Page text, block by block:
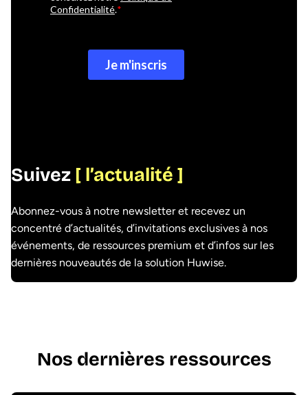
Suivez [ l’actualité ]
Abonnez-vous à notre newsletter et recevez un
concentré d’actualités, d’invitations exclusives à nos
événements, de ressources premium et d’infos sur les
dernières nouveautés de la solution Huwise.
Nos dernières ressources